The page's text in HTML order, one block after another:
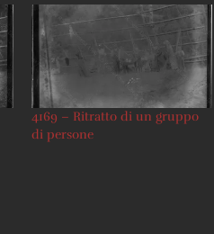
4169 – Ritratto di un gruppo
di persone